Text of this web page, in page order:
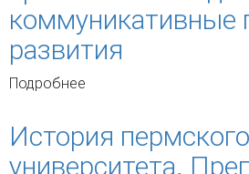
коммуникативные
развития
Подробнее
История пермского
университета.